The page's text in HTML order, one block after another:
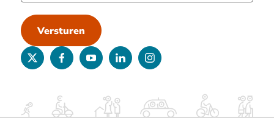
Versturen
twitterfacebookyoutubelinkedininstagram